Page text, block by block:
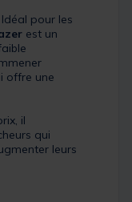
pour les
est un
offre une
il
qui
leurs